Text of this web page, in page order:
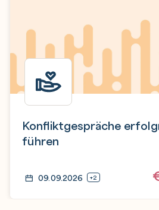
Konfliktgespräche
führen
09.09.2026 +2